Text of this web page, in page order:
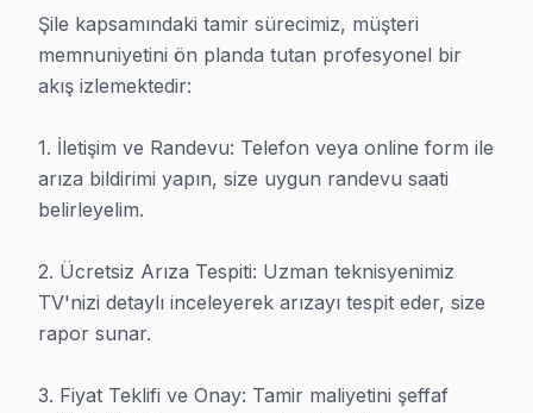
Tamir İçin Ara: 0850 811 14 36
WhatsApp Destek
Şile İçin Diğer Marka Servisleri
· Şile Sony
· Şile Philips
Şile kapsamındaki tamir sürecimiz, müşteri
memnuniyetini ön planda tutan profesyonel bir
akış izlemektedir:
1. İletişim ve Randevu: Telefon veya online form ile
arıza bildirimi yapın, size uygun randevu saati
belirleyelim.
2. Ücretsiz Arıza Tespiti: Uzman teknisyenimiz
TV'nizi detaylı inceleyerek arızayı tespit eder, size
rapor sunar.
3. Fiyat Teklifi ve Onay: Tamir maliyetini şeffaf